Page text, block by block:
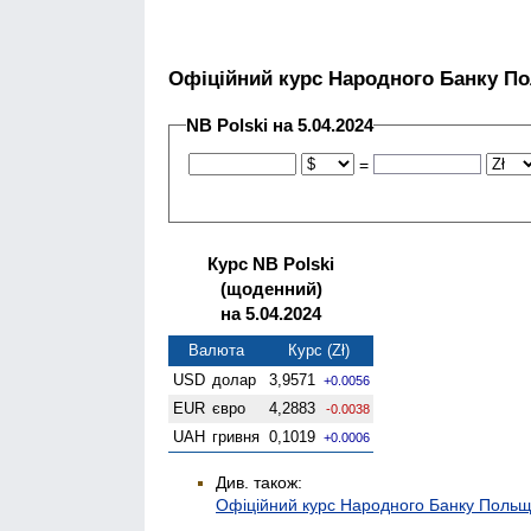
Офіційний курс Народного Банку
NB Polski на 5.04.2024
=
Курс NB Polski
(щоденний)
на 5.04.2024
Валюта
Курс (Zł)
USD долар 3,9571 +0.0056
EUR євро 4,2883 -0.0038
UAH гривня 0,1019 +0.0006
Див. також:
Офіційний курс Народного Банку